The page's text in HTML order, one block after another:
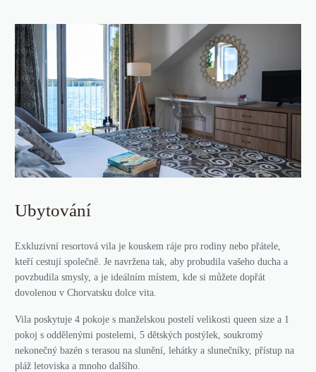
Ubytování
Exkluzivní resortová vila je kouskem ráje pro rodiny nebo přátele,
kteří cestují společně. Je navržena tak, aby probudila vašeho ducha a
povzbudila smysly, a je ideálním místem, kde si můžete dopřát
dovolenou v Chorvatsku dolce vita.
Vila poskytuje 4 pokoje s manželskou postelí velikosti queen size a 1
pokoj s oddělenými postelemi, 5 dětských postýlek, soukromý
nekonečný bazén s terasou na slunění, lehátky a slunečníky, přístup na
pláž letoviska a mnoho dalšího.